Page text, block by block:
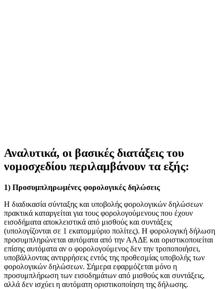
Αναλυτικά, οι βασικές διατάξεις του
νομοσχεδίου περιλαμβάνουν τα εξής:
1) Προσυμπληρωμένες φορολογικές δηλώσεις
Η διαδικασία σύνταξης και υποβολής φορολογικών δηλώσεων
πρακτικά καταργείται για τους φορολογούμενους που έχουν
εισοδήματα αποκλειστικά από μισθούς και συντάξεις
(υπολογίζονται σε 1 εκατομμύριο πολίτες). Η φορολογική δήλωση
προσυμπληρώνεται αυτόματα από την ΑΑΔΕ και οριστικοποιείται
επίσης αυτόματα αν ο φορολογούμενος δεν την τροποποιήσει,
υποβάλλοντας αντιρρήσεις εντός της προθεσμίας υποβολής των
φορολογικών δηλώσεων. Σήμερα εφαρμόζεται μόνο η
προσυμπλήρωση των εισοδημάτων από μισθούς και συντάξεις,
αλλά δεν ισχύει η αυτόματη οριστικοποίηση της δήλωσης.